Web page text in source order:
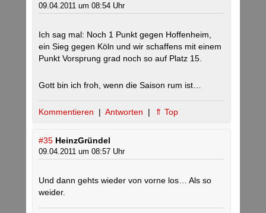
09.04.2011 um 08:54 Uhr
Ich sag mal: Noch 1 Punkt gegen Hoffenheim,
ein Sieg gegen Köln und wir schaffens mit einem
Punkt Vorsprung grad noch so auf Platz 15.
Gott bin ich froh, wenn die Saison rum ist…
Kommentieren | Antworten | ⇑ Top
#35 HeinzGründel
09.04.2011 um 08:57 Uhr
Und dann gehts wieder von vorne los… Als so
weider.